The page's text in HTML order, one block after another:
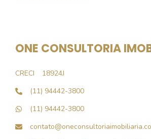
ONE CONSULTORIA
CRECI
18924J
(11) 94442-3800
(11) 94442-3800